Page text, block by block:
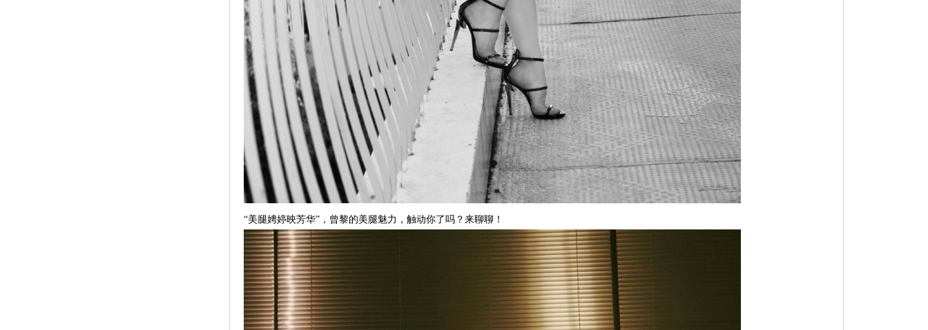
“美腿娉婷映芳华”，曾黎的美腿魅力，触动你了吗？来聊聊！